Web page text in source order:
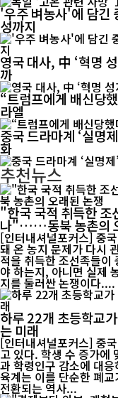
'우주 벼농사'에 담긴
성까지
영국 대사, 中 ‘혁명
까
“트럼프에게 배신당
라엘
중국 드라마계 ‘실명
화
추천뉴스
"한국 국적 취득한 조
나"……동북 농촌의
[인터내셔널포커스] 중
돼 온 농지 문제가 다시
적을 취득한 조선족들이
야 하는지, 아니면 실제
지를 둘러싼 논쟁이다....
하루 22개 초등학교
는 미래
[인터내셔널포커스] 중
고 있다. 학생 수 증가에
과 학령인구 감소에 대
육계는 이를 단순한 폐
전환되는 역사...